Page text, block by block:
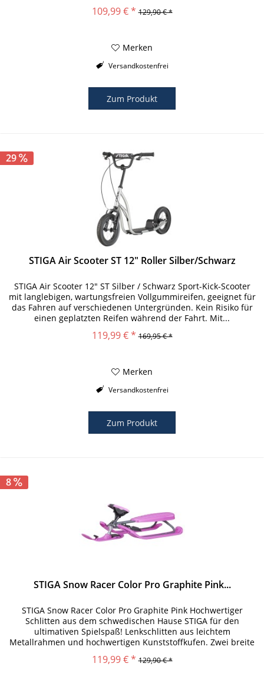
109,99 € * 129,90 € *
Merken
Versandkostenfrei
Zum Produkt
29
STIGA Air Scooter ST 12" Roller Silber/Schwarz
STIGA Air Scooter 12" ST Silber / Schwarz Sport-Kick-Scooter
mit langlebigen, wartungsfreien Vollgummireifen, geeignet für
das Fahren auf verschiedenen Untergründen. Kein Risiko für
einen geplatzten Reifen während der Fahrt. Mit...
119,99 € * 169,95 € *
Merken
Versandkostenfrei
Zum Produkt
8
STIGA Snow Racer Color Pro Graphite Pink...
STIGA Snow Racer Color Pro Graphite Pink Hochwertiger
Schlitten aus dem schwedischen Hause STIGA für den
ultimativen Spielspaß! Lenkschlitten aus leichtem
Metallrahmen und hochwertigen Kunststoffkufen. Zwei breite
Seitenkufen sorgen für...
119,99 € * 129,90 € *